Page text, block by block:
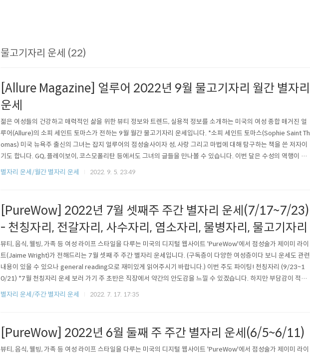
물고기자리 운세 (22)
[Allure Magazine] 얼루어 2022년 9월 물고기자리 월간 별자리
운세
젊은 여성들의 건강하고 매력적인 삶을 위한 뷰티 정보와 트렌드, 실용적 정보를 소개하는 미국의 여성 종합 매거진 얼
루어(Allure)의 소피 세인트 토마스가 전하는 9월 월간 물고기자리 운세입니다. *소피 세인트 토마스(Sophie Saint Th
omas) 미국 뉴욕주 출신의 그녀는 잡지 얼루어의 점성술사이자 성, 사랑 그리고 마법에 대해 탐구하는 책을 쓴 저자이
기도 합니다. GQ, 플레이보이, 코스모폴리탄 등에서도 그녀의 글들을 만나볼 수 있습니다. 이번 달은 수성의 역행이 시
작되어 힘든 시간들이 예상되지만, 물고기자리 여러분은 이 힘든 시기를 잘 이용할 수 있을 거예요. 물고기자리 여러분,
별자리 운세/월간 별자리 운세 2022. 9. 5. 23:49
[PureWow] 2022년 7월 셋째주 주간 별자리 운세(7/17~7/23)
- 천칭자리, 전갈자리, 사수자리, 염소자리, 물병자리, 물고기자리
뷰티, 음식, 웰빙, 가족 등 여성 라이프 스타일을 다루는 미국의 디지털 웹사이트 'PureWow'에서 점성술가 제이미 라이
트(Jaime Wright)가 전해드리는 7월 셋째 주 주간 별자리 운세입니다. (구독층이 다양한 여성층이다 보니 운세도 관련
내용이 있을 수 있으나 general reading으로 재미있게 읽어주시기 바랍니다.) 이번 주도 파이팅! 천칭자리 (9/23~1
0/21) *7월 천칭자리 운세 보러 가기 주 초반은 직장에서 약간의 안도감을 느낄 수 있겠습니다. 하지만 부담감이 적게
느껴짐에도 여러분이 뭔가 더 해내야 된다는 압박감을 느끼고 있네요. 여러분에겐 휴식이 필요함을 기억하세요. 감사
별자리 운세/주간 별자리 운세 2022. 7. 17. 17:35
[PureWow] 2022년 6월 둘째 주 주간 별자리 운세(6/5~6/11)
뷰티, 음식, 웰빙, 가족 등 여성 라이프 스타일을 다루는 미국의 디지털 웹사이트 'PureWow'에서 점성술가 제이미 라이